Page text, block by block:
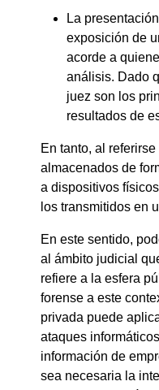
La
exposición de
acorde a
análisis. Dado
juez son los
resultados de
En tanto, al
almacenados de
a dispositivos
los transmitidos en
En este sentido,
al ámbito judicial
refiere a la esfera
forense a este
privada puede
ataques
información de
sea necesaria la